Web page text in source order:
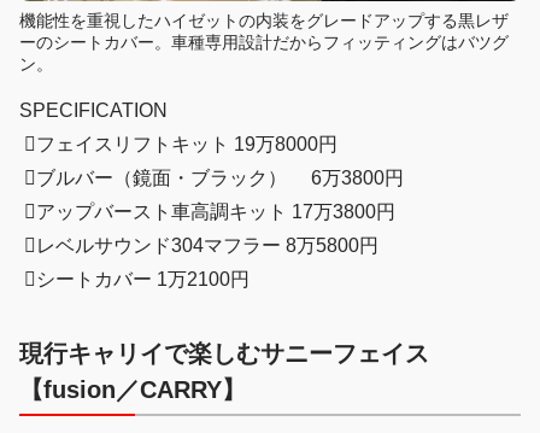
機能性を重視したハイゼットの内装をグレードアップする黒レザ
ーのシートカバー。車種専用設計だからフィッティングはバツグ
ン。
SPECIFICATION
⃝フェイスリフトキット 19万8000円
⃝ブルバー（鏡面・ブラック） 6万3800円
⃝アップバースト車高調キット 17万3800円
⃝レベルサウンド304マフラー 8万5800円
⃝シートカバー 1万2100円
現行キャリイで楽しむサニーフェイス
【fusion／CARRY】